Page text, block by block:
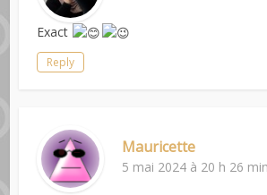
Exact
Reply
Mauricette
5 mai 2024 à 20 h 26 min